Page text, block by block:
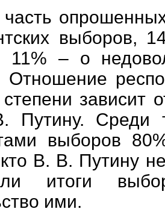
выборов,
11% – о
Отношение
зависит
Путину. Среди
выборов
В. В. Путину
итоги
ими.